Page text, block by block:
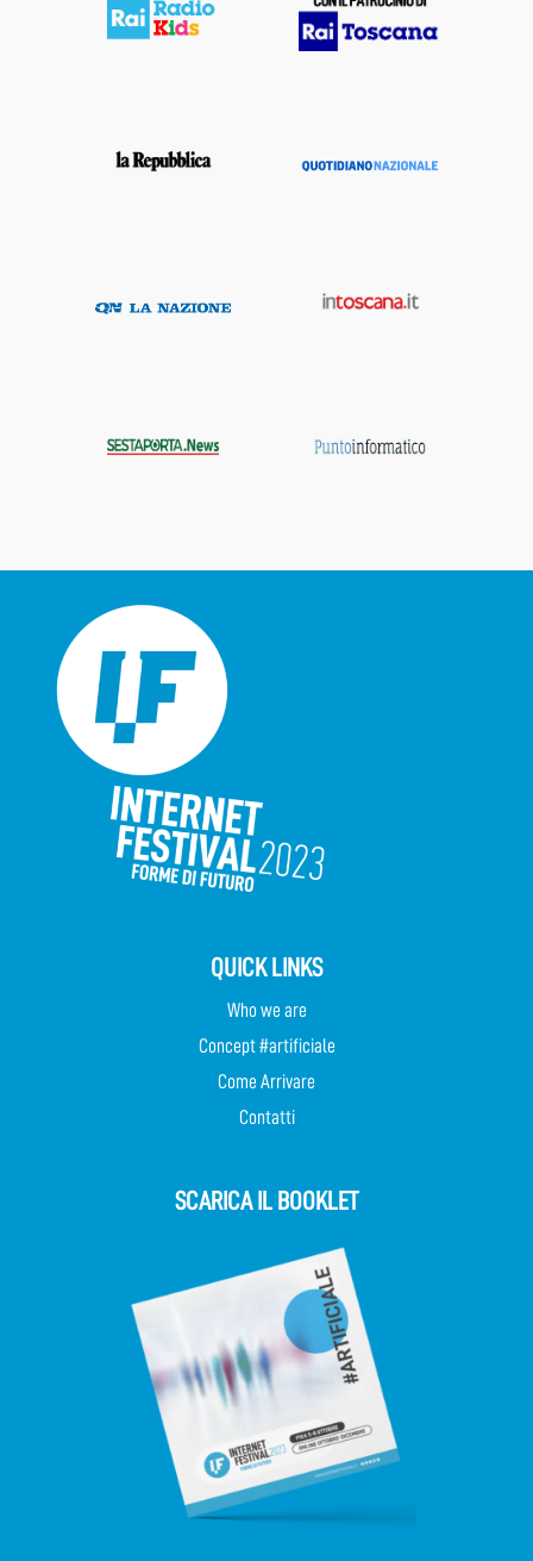
QUICK LINKS
Who we are
Concept #artificiale
Come Arrivare
Contatti
SCARICA IL BOOKLET